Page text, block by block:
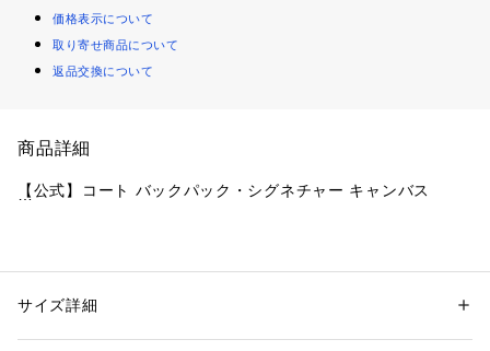
価格表示について
取り寄せ商品について
返品交換について
商品詳細
【公式】コート バックパック・シグネチャー キャンバス
・シグネチャー コーテッド キャンバス、リファインド ペブル
性別：レディース
サイズ詳細